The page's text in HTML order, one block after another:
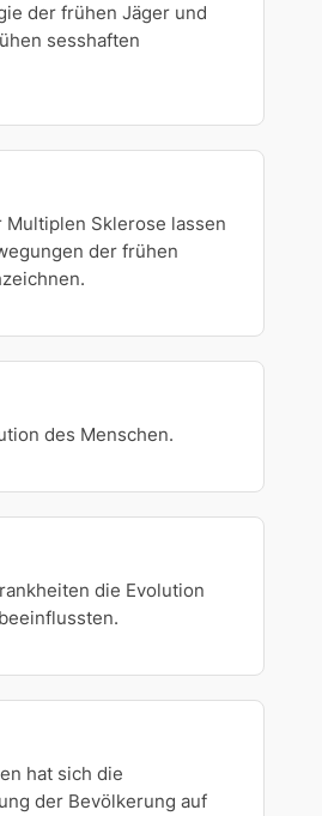
der frühen Jäger und
sesshaften
Multiplen Sklerose lassen
der frühen
des Menschen.
die Evolution
hat sich die
der Bevölkerung auf